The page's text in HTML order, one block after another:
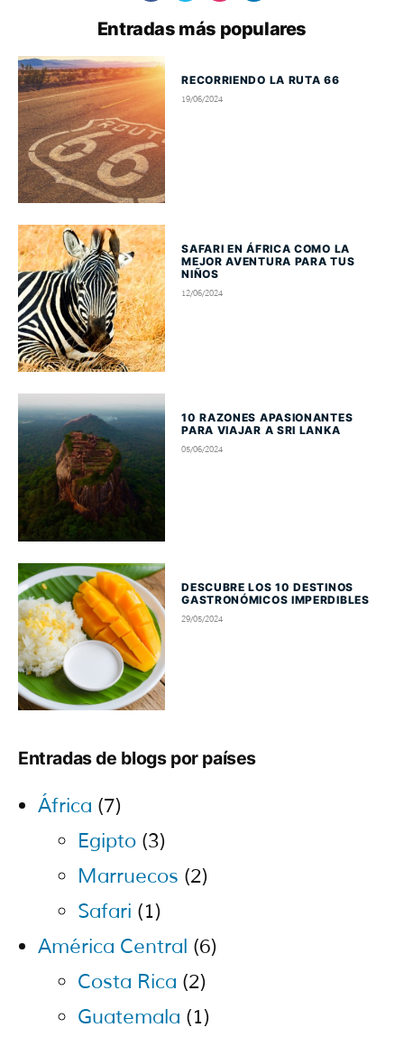
Entradas más populares
RECORRIENDO LA RUTA 66
19/06/2024
SAFARI EN ÁFRICA COMO LA
MEJOR AVENTURA PARA TUS
NIÑOS
12/06/2024
10 RAZONES APASIONANTES
PARA VIAJAR A SRI LANKA
05/06/2024
DESCUBRE LOS 10 DESTINOS
GASTRONÓMICOS IMPERDIBLES
29/05/2024
Entradas de blogs por países
África (7)
Egipto (3)
Marruecos (2)
Safari (1)
América Central (6)
Costa Rica (2)
Guatemala (1)